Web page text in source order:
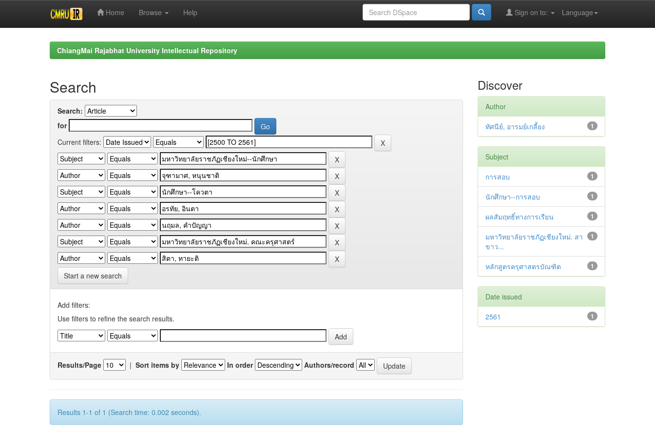
Home Browse Help Language
Sign on to:
ChiangMai Rajabhat University Intellectual Repository
Search
Search:
for
Current filters:
Start a new search
Add filters:
Use filters to refine the search results.
Results/Page | Sort items by In order Authors/record
Results 1-1 of 1 (Search time: 0.002 seconds).
Discover
Author
1
ทัศนีย์, อารมย์เกลี้ยง
Subject
1
การสอบ
1
นักศึกษา--การสอบ
1
ผลสัมฤทธิ์ทางการเรียน
1
มหาวิทยาลัยราชภัฏเชียงใหม่. สา
ขาว...
1
หลักสูตรครุศาสตรบัณฑิต
Date issued
1
2561